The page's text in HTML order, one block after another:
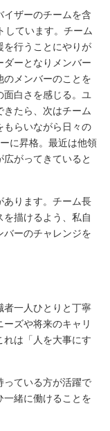
ザーのチームを含
しています。チーム
を行うことにやりが
ダーとなりメンバー
メンバーのことを
白さを感じる。ユ
たら、次はチーム
もらいながら日々の
に昇格。最近は他領
がってきていると
あります。チーム長
描けるよう、私自
ーのチャレンジを
者一人ひとりと丁寧
ズや将来のキャリ
れは「人を大事にす
っている方が活躍で
一緒に働けることを